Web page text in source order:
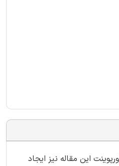
این مقاله نیز ایجاد